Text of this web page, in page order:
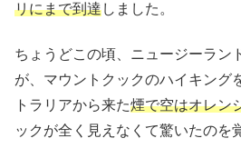
リにまで到達しました。
ちょうどこの頃、ニュージーラン
が、マウントクックのハイキング
トラリアから来た煙で空はオレン
ックが全く見えなくて驚いたのを